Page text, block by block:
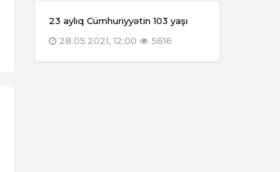
23 aylıq Cümhuriyyətin 103 yaşı
28.05.2021, 12:00
5616